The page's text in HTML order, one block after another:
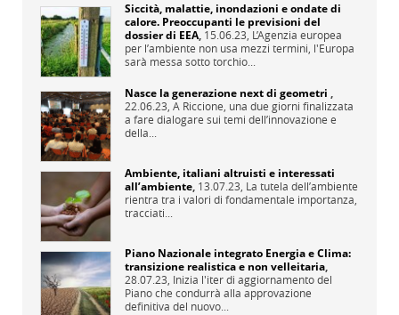
Siccità, malattie, inondazioni e ondate di
calore. Preoccupanti le previsioni del
dossier di EEA, 15.06.23, L’Agenzia europea
per l’ambiente non usa mezzi termini, l'Europa
sarà messa sotto torchio...
Nasce la generazione next di geometri ,
22.06.23, A Riccione, una due giorni finalizzata
a fare dialogare sui temi dell’innovazione e
della...
Ambiente, italiani altruisti e interessati
all’ambiente, 13.07.23, La tutela dell’ambiente
rientra tra i valori di fondamentale importanza,
tracciati...
Piano Nazionale integrato Energia e Clima:
transizione realistica e non velleitaria,
28.07.23, Inizia l'iter di aggiornamento del
Piano che condurrà alla approvazione
definitiva del nuovo...